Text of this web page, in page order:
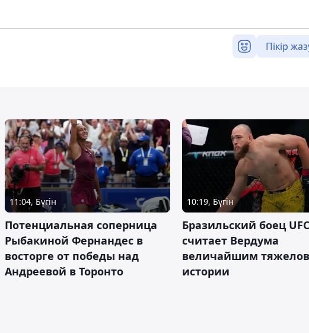
Пікір
11:04, Бүгін
Потенциальная соперница
Рыбакиной Фернандес в
восторге от победы над
Андреевой в Торонто
10:19, Бүгін
Бразильский боец
считает Вердума
величайшим
истории